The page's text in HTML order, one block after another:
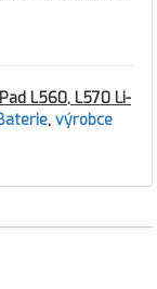
L560, L570 Li-
, výrobce